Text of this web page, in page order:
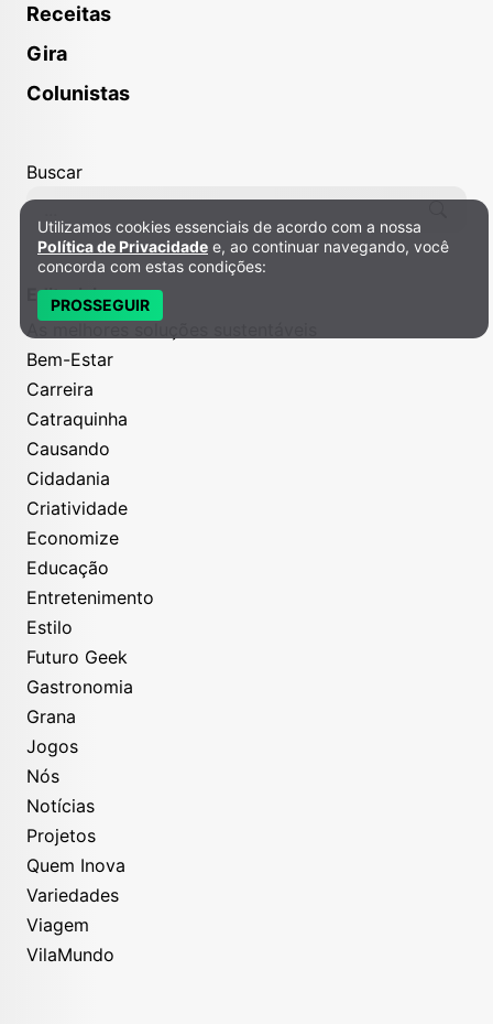
Receitas
Gira
Colunistas
Buscar
Editoriais
Bem-Estar
Carreira
Catraquinha
Causando
Cidadania
Criatividade
Economize
Educação
Entretenimento
Estilo
Futuro Geek
Gastronomia
Grana
Jogos
Nós
Notícias
Projetos
Quem Inova
Variedades
Viagem
VilaMundo
Política de Privacidade e Cookies
Utilizamos cookies essenciais de acordo com a nossa
Política de Privacidade e, ao continuar navegando, você
concorda com estas condições:
PROSSEGUIR